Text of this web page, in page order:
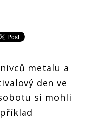
metalu a
den ve
si mohli